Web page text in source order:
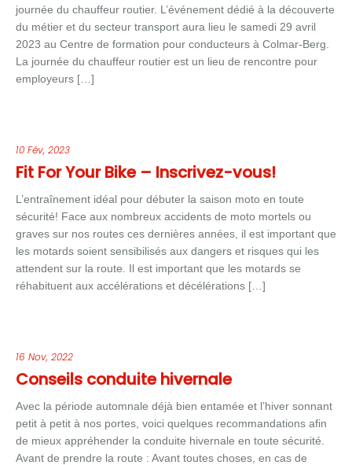
journée du chauffeur routier. L’événement dédié à la découverte
du métier et du secteur transport aura lieu le samedi 29 avril
2023 au Centre de formation pour conducteurs à Colmar-Berg.
La journée du chauffeur routier est un lieu de rencontre pour
employeurs […]
10 Fév, 2023
Fit For Your Bike – Inscrivez-vous!
L’entraînement idéal pour débuter la saison moto en toute
sécurité! Face aux nombreux accidents de moto mortels ou
graves sur nos routes ces dernières années, il est important que
les motards soient sensibilisés aux dangers et risques qui les
attendent sur la route. Il est important que les motards se
réhabituent aux accélérations et décélérations […]
16 Nov, 2022
Conseils conduite hivernale
Avec la période automnale déjà bien entamée et l’hiver sonnant
petit à petit à nos portes, voici quelques recommandations afin
de mieux appréhender la conduite hivernale en toute sécurité.
Avant de prendre la route : Avant toutes choses, en cas de